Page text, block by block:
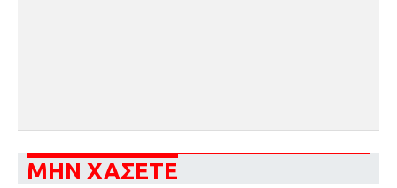
ΜΗΝ ΧΑΣΕΤΕ